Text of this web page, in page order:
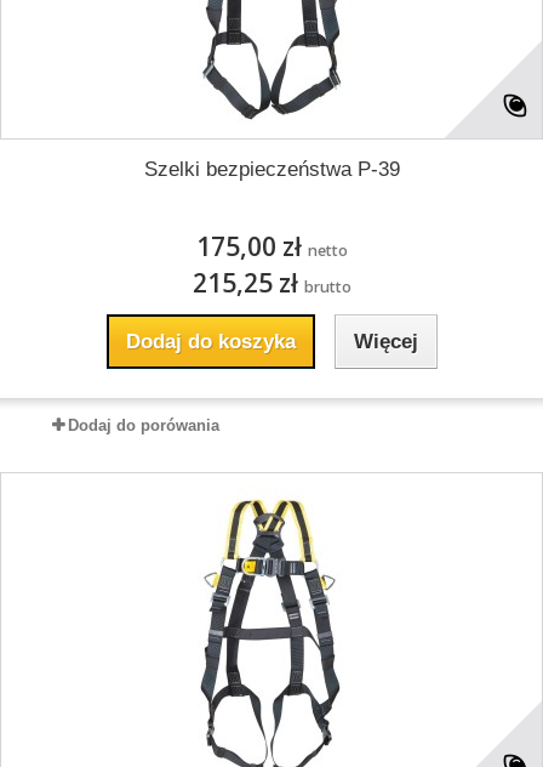
Szelki bezpieczeństwa P-39
175,00 zł netto
215,25 zł brutto
Dodaj do koszyka Więcej
Dodaj do porówania